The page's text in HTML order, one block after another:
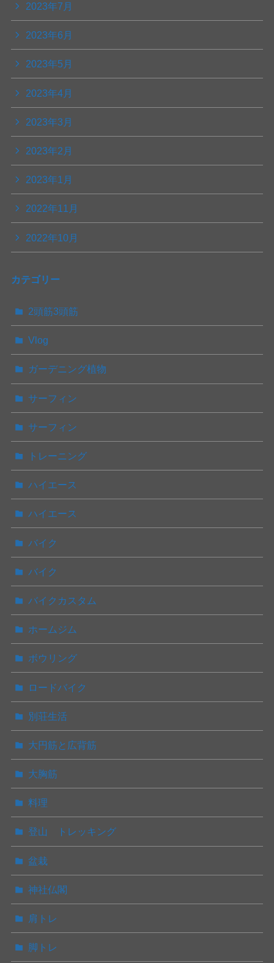
2023年7月
2023年6月
2023年5月
2023年4月
2023年3月
2023年2月
2023年1月
2022年11月
2022年10月
カテゴリー
2頭筋3頭筋
Vlog
ガーデニング植物
サーフィン
サーフィン
トレーニング
ハイエース
ハイエース
バイク
バイク
バイクカスタム
ホームジム
ボウリング
ロードバイク
別荘生活
大円筋と広背筋
大胸筋
料理
登山 トレッキング
盆栽
神社仏閣
肩トレ
脚トレ